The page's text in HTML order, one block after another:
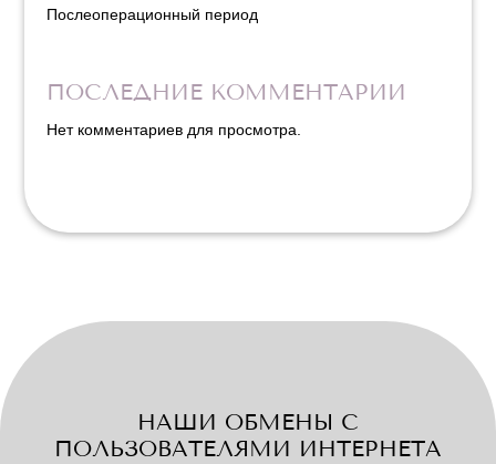
Послеоперационный период
ПОСЛЕДНИЕ КОММЕНТАРИИ
Нет комментариев для просмотра.
НАШИ ОБМЕНЫ С
ПОЛЬЗОВАТЕЛЯМИ ИНТЕРНЕТА